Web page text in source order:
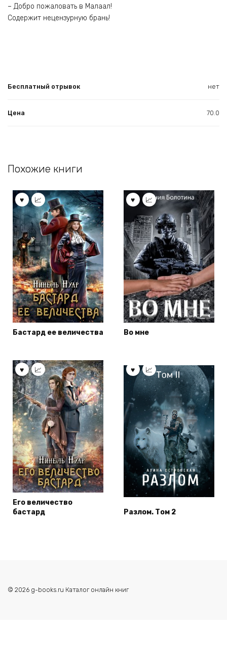
– Добро пожаловать в Малаал!
Содержит нецензурную брань!
Бесплатный отрывок нет
Цена 70.0
Похожие книги
Бастард ее величества Во мне
Его величество
бастард
Разлом. Том 2
© 2026 g-books.ru Каталог онлайн книг